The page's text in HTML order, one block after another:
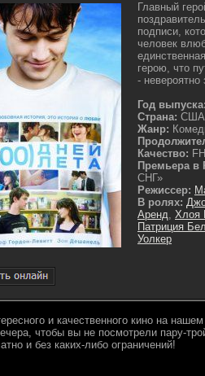
Главный
подписи,
человек
герою, что
- невероятно
Год выпуска:
Страна: США
Жанр:
Качество:
Премьера в
СНГ»
Режиссер:
В ролях:
Аренд, Хлоя
Патриция
Уолкер
и качественного кино на
чтобы вы не посмотрели пару-
и без каких-либо ограничений!